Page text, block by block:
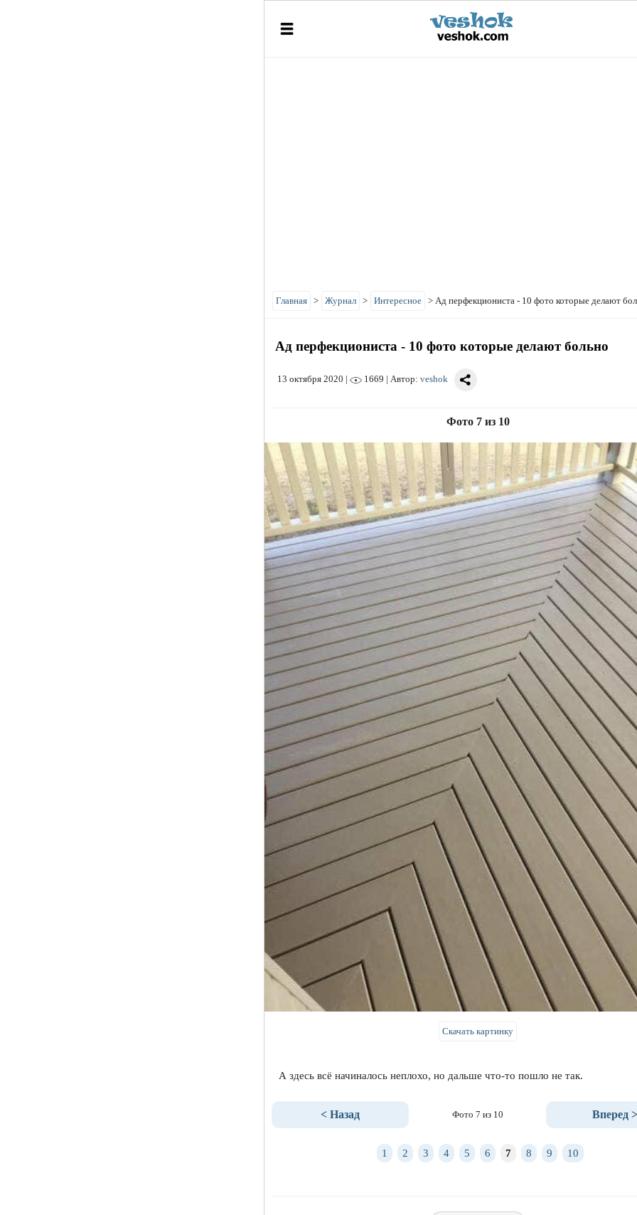
Главная > Журнал > Интересное > Ад перфекциониста - 10 фото которые делают
Ад перфекциониста - 10 фото которые делают больно
13 октября 2020 | 1669 | Автор: veshok
Фото 7 из 10
Скачать картинку
А здесь всё начиналось неплохо, но дальше что-то пошло не так.
< Назад Фото 7 из 10 Вперед >
1 2 3 4 5 6 7 8 9 10